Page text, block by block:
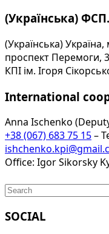
(Українська)
(Українська) Україна,
проспект Перемоги,
КПІ ім. Ігоря
International
Anna Ischenko
+38 (067) 683 75 15–
Office: Igor Sikorsky
SOCIAL